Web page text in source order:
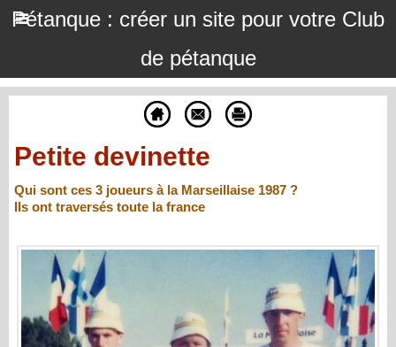
Pétanque : créer un site pour votre Club
de pétanque
Petite devinette
Qui sont ces 3 joueurs à la Marseillaise 1987 ?
Ils ont traversés toute la france